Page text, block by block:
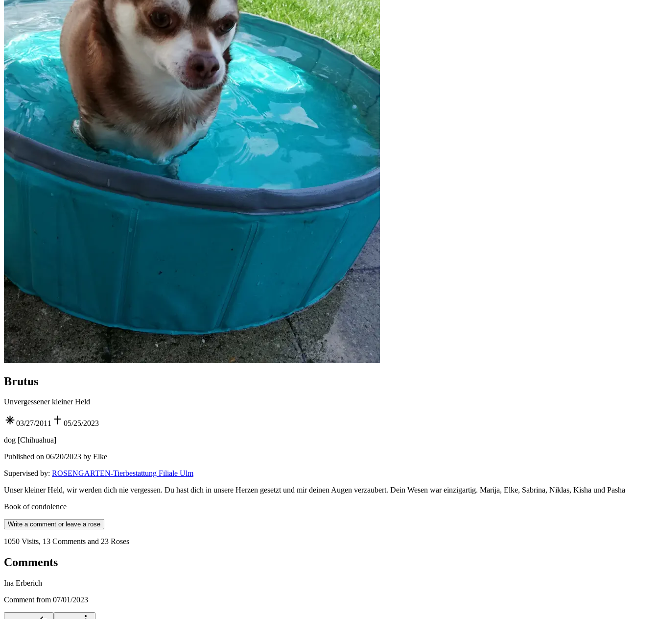
Brutus
Unvergessener kleiner Held
03/27/2011
05/25/2023
dog [Chihuahua]
Published on 06/20/2023 by Elke
Supervised by: ROSENGARTEN-Tierbestattung Filiale Ulm
Unser kleiner Held, wir werden dich nie vergessen. Du hast dich in unsere Herzen gesetzt und mir deinen Augen verzaubert. Dein Wesen war einzigartig. Marija, Elke, Sabrina, Niklas, Kisha und Pasha
Book of condolence
Write a comment or leave a rose
1050 Visits, 13 Comments and 23 Roses
Comments
Ina Erberich
Comment from 07/01/2023